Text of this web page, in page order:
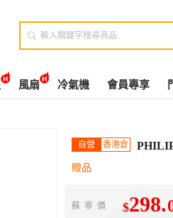

風扇 冷氣機 會員專享
自營 香港倉
贈品
蘇寧價 $298.